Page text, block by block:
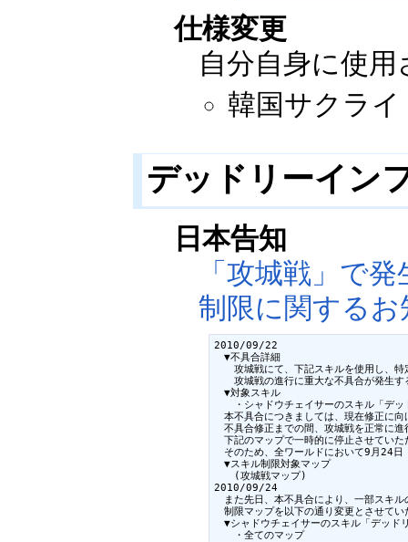
仕様変更
自分自身に使
韓国サクライ
デッドリーイン
日本告知
「攻城戦」で
制限に関するお
2010/09/22
▼不具合詳細
攻城戦にて、下記スキルを使用し、特
攻城戦の進行に重大な不具合が発生す
▼対象スキル
・シャドウチェイサーのスキル「デッ
本不具合につきましては、現在修正に向
不具合修正までの間、攻城戦を正常に進
下記のマップで一時的に停止させていた
そのため、全ワールドにおいて9月24日
▼スキル制限対象マップ
(攻城戦マップ)
2010/09/24
また先日、本不具合により、一部スキル
制限マップを以下の通り変更とさせてい
▼シャドウチェイサーのスキル「デッド
・全てのマップ